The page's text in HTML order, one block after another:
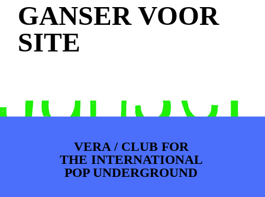
GANSER VOOR
SITE
VERA / CLUB FOR
THE INTERNATIONAL
POP UNDERGROUND